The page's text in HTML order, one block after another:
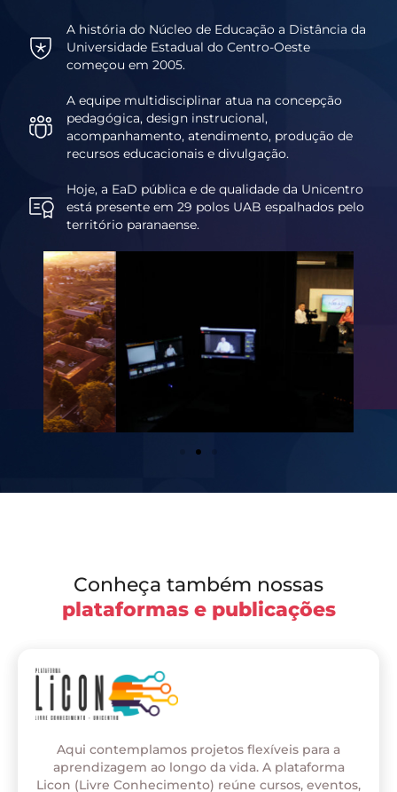
A história do Núcleo de Educação a Distância da
Universidade Estadual do Centro-Oeste
começou em 2005.
A equipe multidisciplinar atua na concepção
pedagógica, design instrucional,
acompanhamento, atendimento, produção de
recursos educacionais e divulgação.
Hoje, a EaD pública e de qualidade da Unicentro
está presente em 29 polos UAB espalhados pelo
território paranaense.
Conheça também nossas
plataformas e publicações
Aqui contemplamos projetos flexíveis para a
aprendizagem ao longo da vida. A plataforma
Licon (Livre Conhecimento) reúne cursos, eventos,